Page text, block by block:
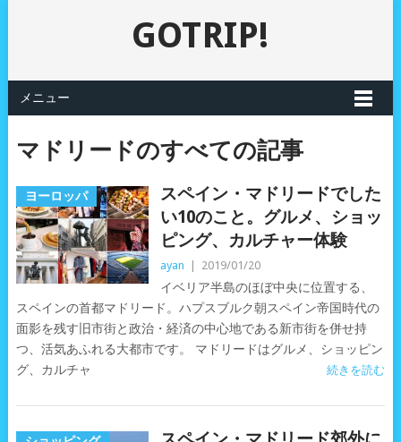
GOTRIP!
メニュー
マドリードのすべての記事
ヨーロッパ
スペイン・マドリードでした
い10のこと。グルメ、ショッ
ピング、カルチャー体験
ayan 2019/01/20
イベリア半島のほぼ中央に位置する、
スペインの首都マドリード。ハプスブルク朝スペイン帝国時代の
面影を残す旧市街と政治・経済の中心地である新市街を併せ持
つ、活気あふれる大都市です。 マドリードはグルメ、ショッピン
グ、カルチャ
続きを読む